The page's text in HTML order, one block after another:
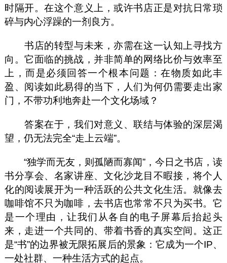
时隔开。在这个意义上，或许书店正是对抗日常琐
碎与内心浮躁的一剂良方。
书店的转型与未来，亦需在这一认知上寻找方
向。它面临的挑战，并非简单的网络比价与效率至
上，而是必须回答一个根本问题：在物质如此丰
盈、阅读如此易得的当下，人们为何仍需要走出家
门，不带功利地奔赴一个文化场域？
答案在于，我们对意义、联结与体验的深层渴
望，仍无法完全“走上云端”。
“独学而无友，则孤陋而寡闻”，今日之书店，读
书分享会、名家讲座、文化沙龙目不暇接，将个人
化的阅读展开为一种活跃的公共文化生活。就像去
咖啡馆不只为咖啡，去书店也常常不只为买书。它
是一个理由，让我们从各自的电子屏幕后抬起头
来，走进一个共同的、带着书香的真实空间。这正
是“书”的边界被无限拓展后的景象：它成为一个IP、
一处社群、一种生活方式的起点。